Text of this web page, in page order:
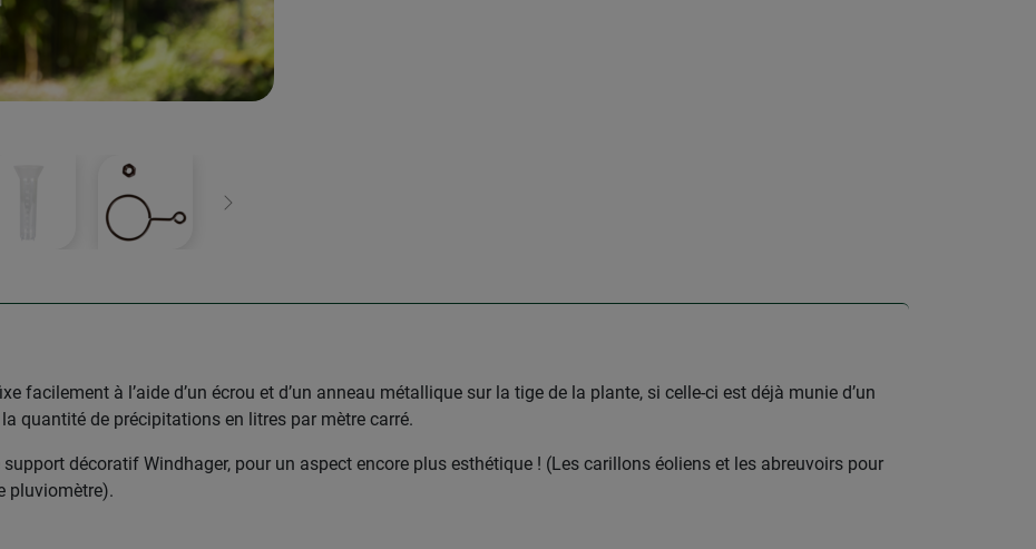
Continuer
facilement à l’aide d’un écrou et d’un anneau métallique sur la tige de la plante, si celle-ci est déjà munie d’un
quantité de précipitations en litres par mètre carré.
décoratif Windhager, pour un aspect encore plus esthétique ! (Les carillons éoliens et les abreuvoirs pour
pluviomètre).